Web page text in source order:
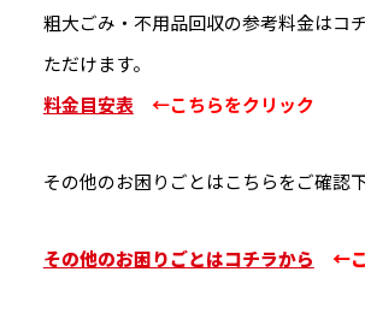
粗大ごみ・不用品回収の参考料金はコ
ただけます。
料金目安表
←こちらをクリック
その他のお困りごとはこちらをご確認下
その他のお困りごとはコチラから ←